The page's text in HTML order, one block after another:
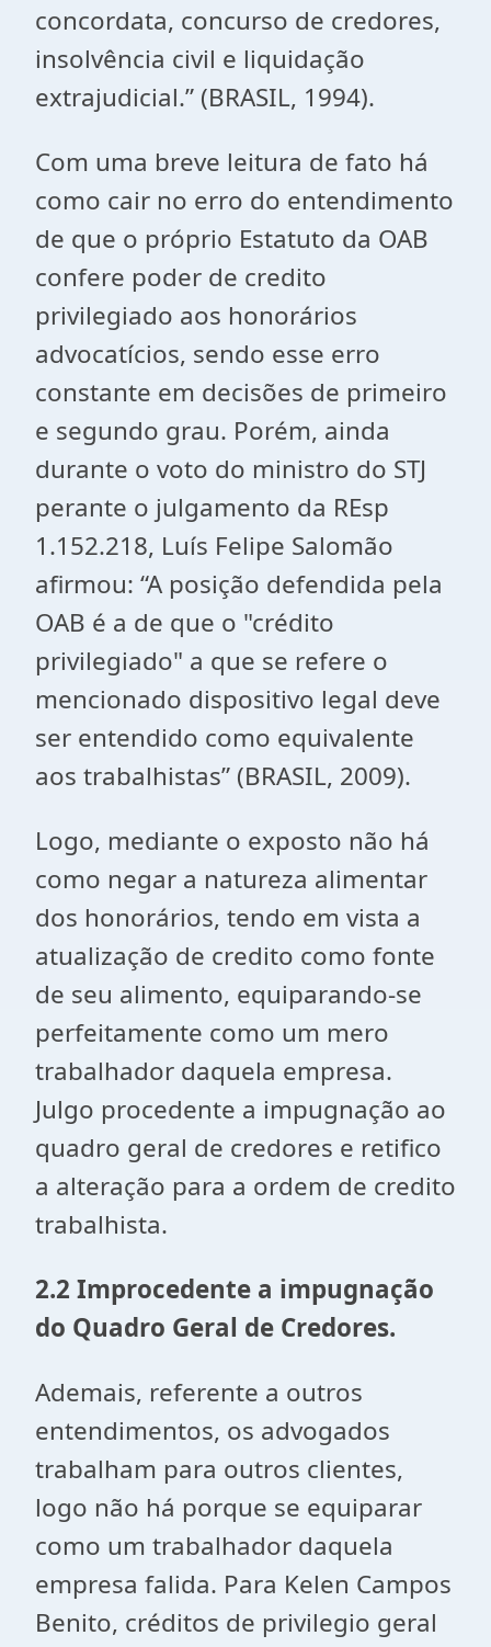
concordata, concurso de credores,
insolvência civil e liquidação
extrajudicial.” (BRASIL, 1994).
Com uma breve leitura de fato há
como cair no erro do entendimento
de que o próprio Estatuto da OAB
confere poder de credito
privilegiado aos honorários
advocatícios, sendo esse erro
constante em decisões de primeiro
e segundo grau. Porém, ainda
durante o voto do ministro do STJ
perante o julgamento da REsp
1.152.218, Luís Felipe Salomão
afirmou: “A posição defendida pela
OAB é a de que o "crédito
privilegiado" a que se refere o
mencionado dispositivo legal deve
ser entendido como equivalente
aos trabalhistas” (BRASIL, 2009).
Logo, mediante o exposto não há
como negar a natureza alimentar
dos honorários, tendo em vista a
atualização de credito como fonte
de seu alimento, equiparando-se
perfeitamente como um mero
trabalhador daquela empresa.
Julgo procedente a impugnação ao
quadro geral de credores e retifico
a alteração para a ordem de credito
trabalhista.
2.2 Improcedente a impugnação
do Quadro Geral de Credores.
Ademais, referente a outros
entendimentos, os advogados
trabalham para outros clientes,
logo não há porque se equiparar
como um trabalhador daquela
empresa falida. Para Kelen Campos
Benito, créditos de privilegio geral